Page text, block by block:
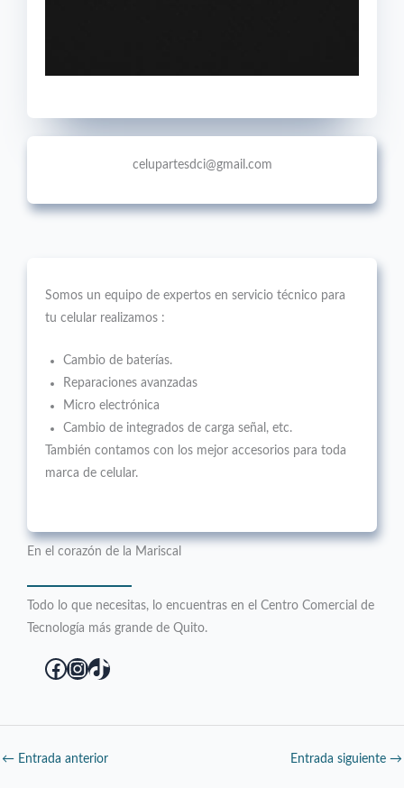
celupartesdci@gmail.com
Somos un equipo de expertos en servicio técnico para
tu celular realizamos :
Cambio de baterías.
Reparaciones avanzadas
Micro electrónica
Cambio de integrados de carga señal, etc.
También contamos con los mejor accesorios para toda
marca de celular.
En el corazón de la Mariscal
Todo lo que necesitas, lo encuentras en el Centro Comercial de
Tecnología más grande de Quito.
Facebook
Instagram
TikTok
← Entrada anterior Entrada siguiente →